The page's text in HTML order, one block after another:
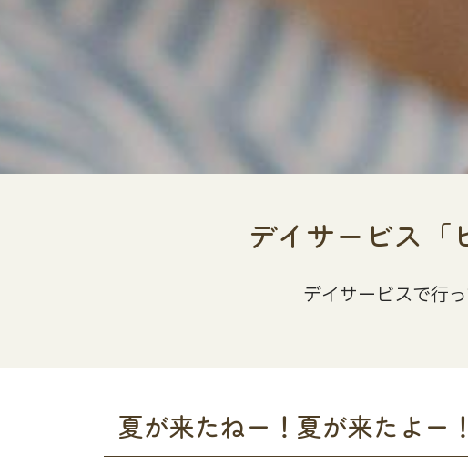
デイサービス「
デイサービスで行
夏が来たねー！夏が来たよー！